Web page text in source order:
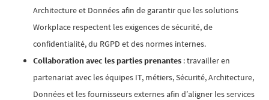
Architecture et Données afin de garantir que les solutions
Workplace respectent les exigences de sécurité, de
confidentialité, du RGPD et des normes internes.
Collaboration avec les parties prenantes : travailler en
partenariat avec les équipes IT, métiers, Sécurité, Architecture,
Données et les fournisseurs externes afin d’aligner les services